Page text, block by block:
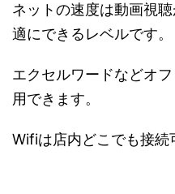
ネットの速度は動画視
適にできるレベルです。
エクセルワードなどオ
用できます。
Wifiは店内どこでも接続